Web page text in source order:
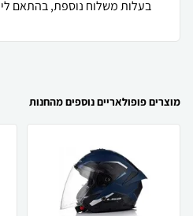
בעלות משלוח נוספת, בהתאם
מוצרים פופולאריים נוספים מהחנות